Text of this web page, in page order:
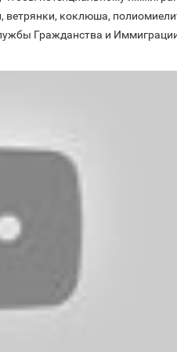
ветрянки, коклюша,
Гражданства и